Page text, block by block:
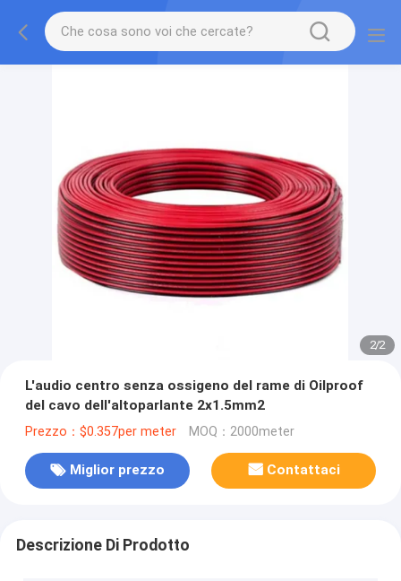
2/2
L'audio centro senza ossigeno del rame di Oilproof
del cavo dell'altoparlante 2x1.5mm2
Prezzo：$0.357per meter MOQ：2000meter
Miglior prezzo Contattaci
Descrizione Di Prodotto